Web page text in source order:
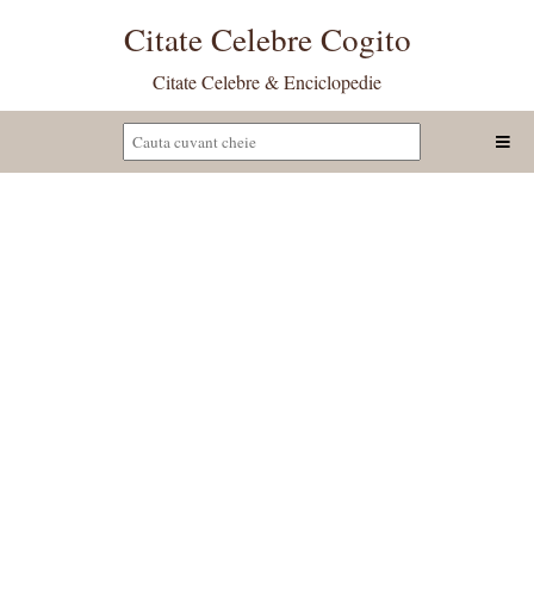
Citate Celebre Cogito
Citate Celebre & Enciclopedie